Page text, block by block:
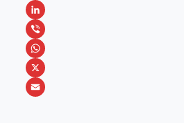
a
c
e
b
o
M
e
s
s
e
L
i
n
k
V
i
b
W
h
X